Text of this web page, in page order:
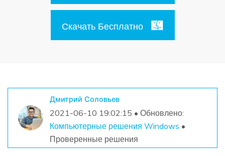
Информационный центр
Поиск
Скачать Бесплатно
Дмитрий Соловьев
2021-06-10 19:02:15 • Обновлено:
Компьютерные решения Windows •
Проверенные решения